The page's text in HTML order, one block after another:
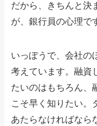
だから、きちんと決
が、銀行員の心理で
いっぽうで、会社の
考えています。融資
たいのはもちろん、
こそ早く知りたい。
あたらなければなら